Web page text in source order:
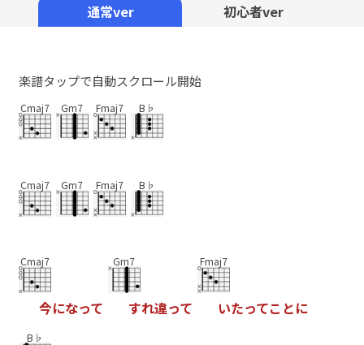
通常ver 初心者ver
楽譜タップで自動スクロール開始
Cmaj7 Gm7 Fmaj7 B♭
Cmaj7 Gm7 Fmaj7 B♭
Cmaj7
今になって
Gm7
すれ違って
Fmaj7
いたってこ とに
B♭